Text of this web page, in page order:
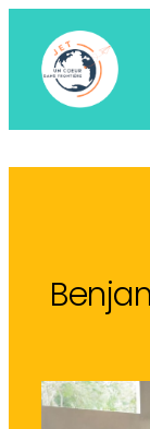
contenu